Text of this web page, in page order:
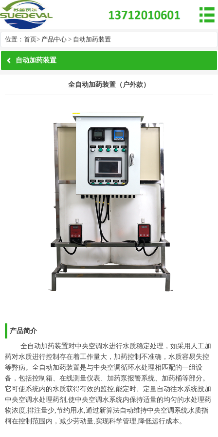

位置： 首页> 产品中心 > 自动加药装置
自动加药装置
全自动加药装置（户外款）
产品简介
全自动加药装置对中央空调水进行水质稳定处理，如采用人工加
药对水质进行控制存在着工作量大，加药控制不准确，水质容易失控
等弊病。全自动加药装置是与中央空调循环水处理相匹配的一组设
备，包括控制箱、在线测量仪表、加药泵报警系统、加药桶等部分。
它可使系统内的水质获得有效的监控,能定时、定量自动往水系统投加
中央空调水处理药剂,使中央空调水系统内保持适量的均匀的水处理药
物浓度,排注量少,节约用水,通过新算法自动维持中央空调系统水质指
柯在控制范围内，减少劳动量,实现科学管理,降低运行成本。